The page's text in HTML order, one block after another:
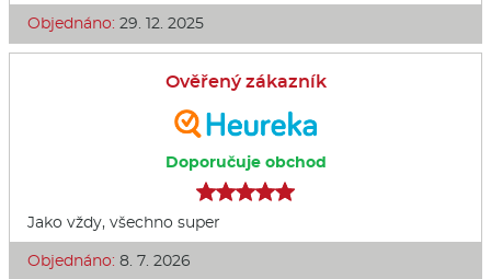
Objednáno: 29. 12. 2025
Ověřený zákazník
Doporučuje obchod
Jako vždy, všechno super
Objednáno: 8. 7. 2026